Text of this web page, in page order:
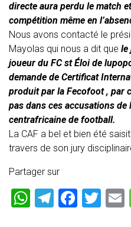
directe aura perdu le match
compétition même en
Nous avons contacté le
Mayolas qui nous a dit que le
joueur du FC st Éloide
demande de Certificat
produit par la Fecofoot , par
pas dans ces accusations de
centrafricaine de football.
La CAF a bel et bien été
travers de son jury
Partager sur
W T
F
T